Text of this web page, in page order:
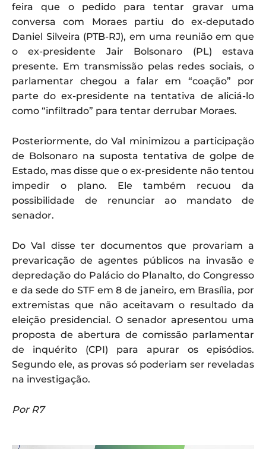
feira que o pedido para tentar gravar uma
conversa com Moraes partiu do ex-deputado
Daniel Silveira (PTB-RJ), em uma reunião em que
o ex-presidente Jair Bolsonaro (PL) estava
presente. Em transmissão pelas redes sociais, o
parlamentar chegou a falar em “coação” por
parte do ex-presidente na tentativa de aliciá-lo
como “infiltrado” para tentar derrubar Moraes.
Posteriormente, do Val minimizou a participação
de Bolsonaro na suposta tentativa de golpe de
Estado, mas disse que o ex-presidente não tentou
impedir o plano. Ele também recuou da
possibilidade de renunciar ao mandato de
senador.
Do Val disse ter documentos que provariam a
prevaricação de agentes públicos na invasão e
depredação do Palácio do Planalto, do Congresso
e da sede do STF em 8 de janeiro, em Brasília, por
extremistas que não aceitavam o resultado da
eleição presidencial. O senador apresentou uma
proposta de abertura de comissão parlamentar
de inquérito (CPI) para apurar os episódios.
Segundo ele, as provas só poderiam ser reveladas
na investigação.
Por R7